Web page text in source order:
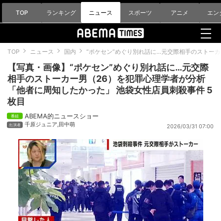
TOP ランキング ニュース スポーツ アニメ エン
TOP ニュース 国内 “ポケセン”めぐり別れ話に…元交際相手のストー
【写真・画像】“ポケセン”めぐり別れ話に…元交際
相手のストーカー男（26）を犯罪心理学者が分析
「他者に周知したかった」 池袋女性店員刺殺事件 5
枚目
ABEMA的ニュースショー
千原ジュニア,田中萌 2026/03/31 07:00